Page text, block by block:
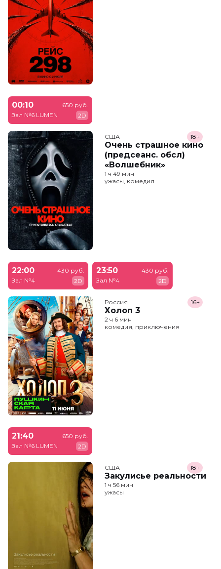
00:10
Зал №6 LUMEN
650 руб.
2D
США
Очень страшное кино
(предсеанс. обсл)
«Волшебник»
18+
1 ч 49 мин
ужасы, комедия
22:00
Зал №4
430 руб.
2D
23:50
Зал №4
430 руб.
2D
Россия
Холоп 3
16+
2 ч 6 мин
комедия, приключения
21:40
Зал №6 LUMEN
650 руб.
2D
США
Закулисье реальности
18+
1 ч 56 мин
ужасы